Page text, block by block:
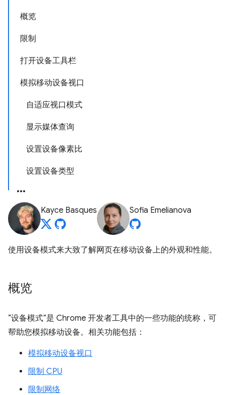
概览
限制
打开设备工具栏
模拟移动设备视口
自适应视口模式
显示媒体查询
设置设备像素比
设置设备类型
Kayce Basques Sofia Emelianova
使用设备模式来大致了解网页在移动设备上的外观和性能。
概览
“设备模式”是 Chrome 开发者工具中的一些功能的统称，可
帮助您模拟移动设备。相关功能包括：
模拟移动设备视口
限制 CPU
限制网络